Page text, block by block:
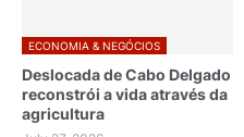
ECONOMIA & NEGÓCIOS
Deslocada de Cabo Delgado
reconstrói a vida através da
agricultura